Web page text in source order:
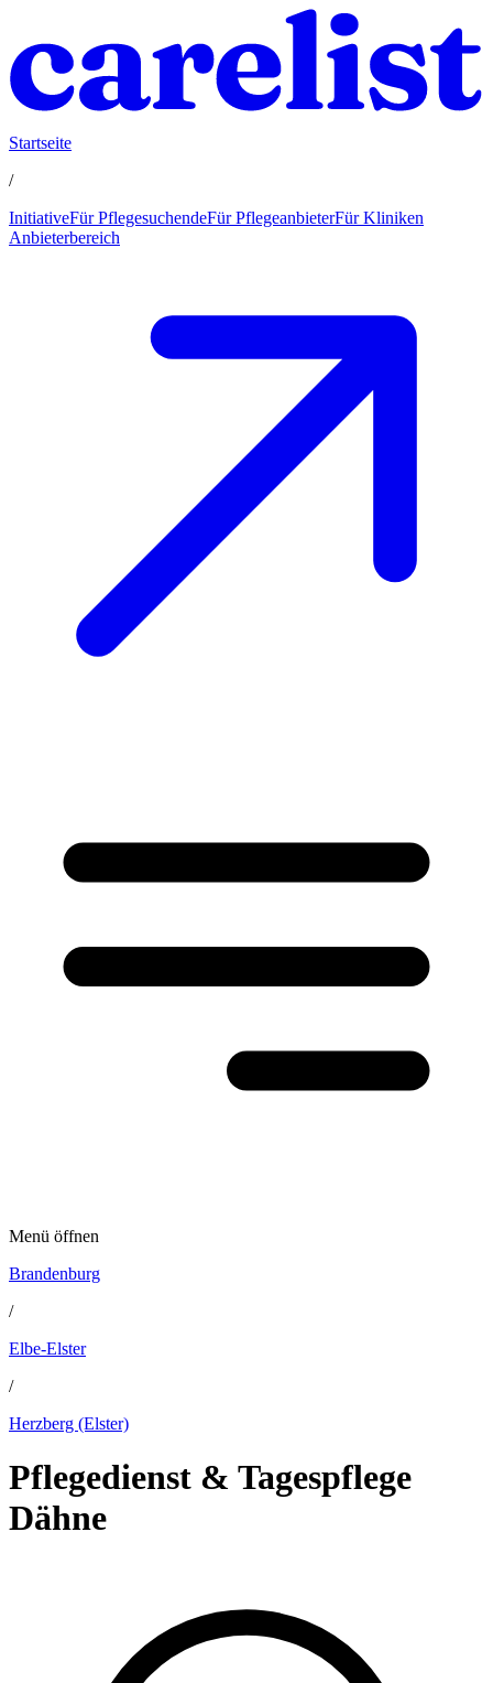
Startseite
/
InitiativeFür PflegesuchendeFür PflegeanbieterFür Kliniken
Anbieterbereich
Menü öffnen
Brandenburg
/
Elbe-Elster
/
Herzberg (Elster)
Pflegedienst & Tagespflege
Dähne